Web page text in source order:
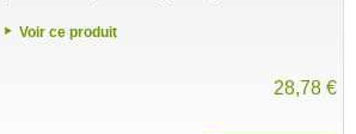
Voir ce produit
28,78 €